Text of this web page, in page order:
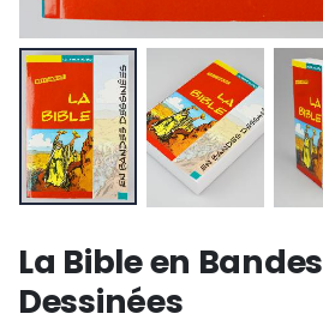
-10%
Bougie de Neuvaine Contre le Mal - Saint Michel
€5.50 €4.95
-25%
La Bible en Bandes
Dessinées